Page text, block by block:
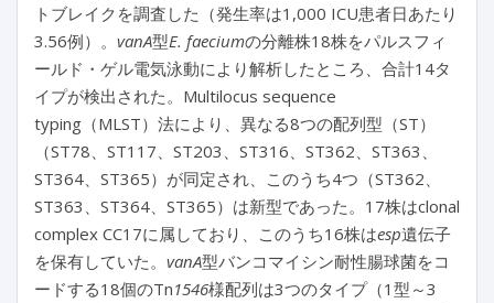
トブレイクを調査した（発生率は1,000 ICU患者日あたり
3.56例）。 vanA型E. faeciumの分離株18株をパルスフィ
ールド・ゲル電気泳動により解析したところ、合計14タ
イプが検出された。Multilocus sequence
typing（MLST）法により、異なる8つの配列型（ST）
（ST78、ST117、ST203、ST316、ST362、ST363、
ST364、ST365）が同定され、このうち4つ（ST362、
ST363、ST364、ST365）は新型であった。17株はclonal
complex CC17に属しており、このうち16株はesp遺伝子
を保有していた。 vanA型バンコマイシン耐性腸球菌をコ
ードする18個のTn1546様配列は3つのタイプ（1型～3